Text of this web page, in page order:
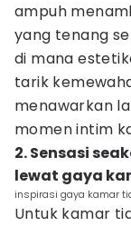
ampuh
yang tenang
di mana
tarik
menawarkan
momen intim
2. Sensasi
lewat gaya
inspirasi gaya kamar
Untuk kamar